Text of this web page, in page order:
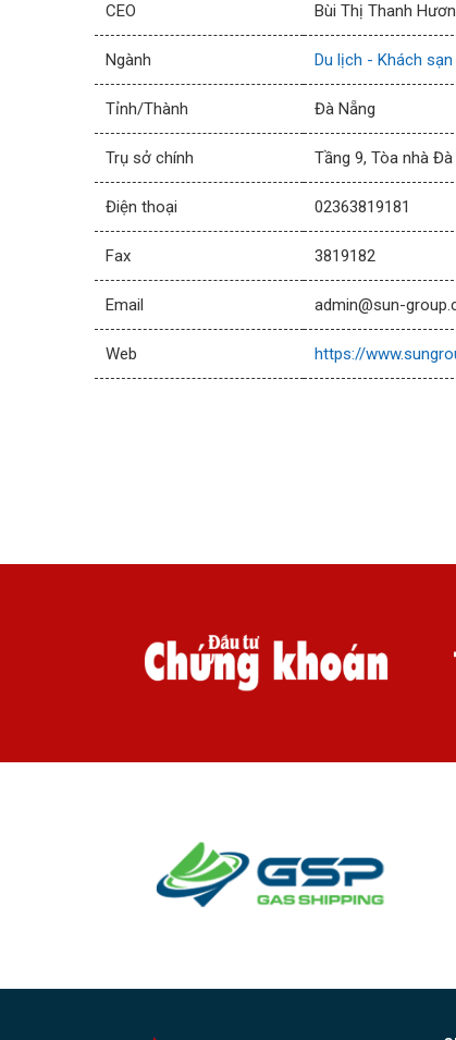
CEO Bùi Thị Thanh
Ngành Du lịch - Khách
Tỉnh/Thành Đà Nẵng
Trụ sở chính Tầng 9, Tòa nhà
Điện thoại 02363819181
Fax 3819182
Email admin@sun-
Web https://